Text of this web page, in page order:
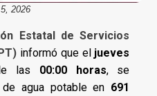
2026
Estatal de Servicios
informó que el jueves
las 00:00 horas, se
agua potable en 691